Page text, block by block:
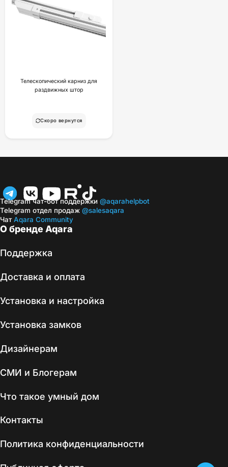
Телескопический карниз для
раздвижных штор
Скоро вернутся
О бренде Aqara
Поддержка
Доставка и оплата
Установка и настройка
Установка замков
Дизайнерам
СМИ и Блогерам
Что такое умный дом
Контакты
Политика конфиденциальности
Telegram чат-бот поддержки @aqarahelpbot
Telegram отдел продаж @salesaqara
ЧатAqara Community